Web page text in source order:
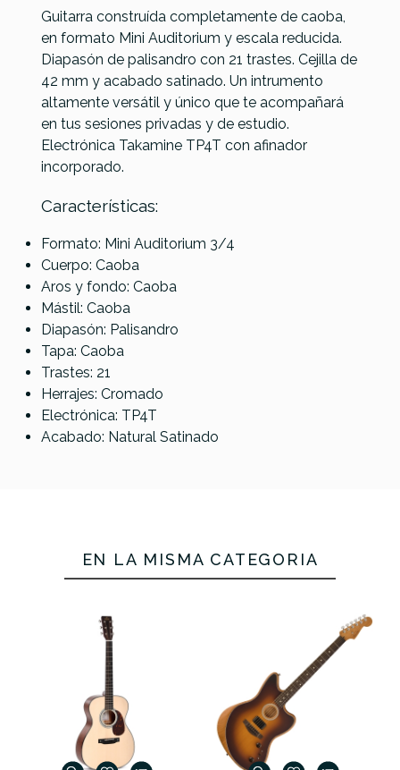
Guitarra construída completamente de caoba,
en formato Mini Auditorium y escala reducida.
Diapasón de palisandro con 21 trastes. Cejilla de
42 mm y acabado satinado. Un intrumento
altamente versátil y único que te acompañará
en tus sesiones privadas y de estudio.
Electrónica Takamine TP4T con afinador
incorporado.
Características:
Formato: Mini Auditorium 3/4
Cuerpo: Caoba
Aros y fondo: Caoba
Mástil: Caoba
Diapasón: Palisandro
Tapa: Caoba
Trastes: 21
Herrajes: Cromado
Electrónica: TP4T
Acabado: Natural Satinado
ReferenciaGUITACUTKM026
Ibanez
AEG70-TCH
Transparent
Burst High
Sigma
GME
Yamaha
Storia I
OW
Yamaha
Storia III
357,00 €
EN LA MISMA CATEGORÍA